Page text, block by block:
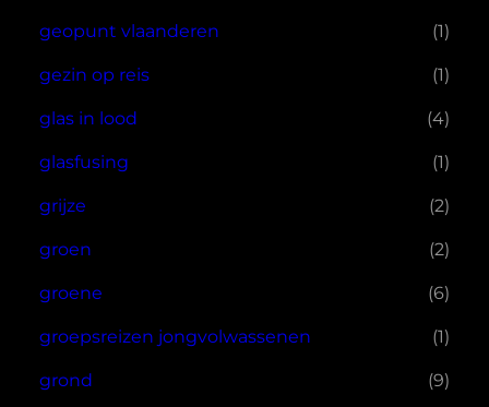
geopunt vlaanderen (1)
gezin op reis (1)
glas in lood (4)
glasfusing (1)
grijze (2)
groen (2)
groene (6)
groepsreizen jongvolwassenen (1)
grond (9)